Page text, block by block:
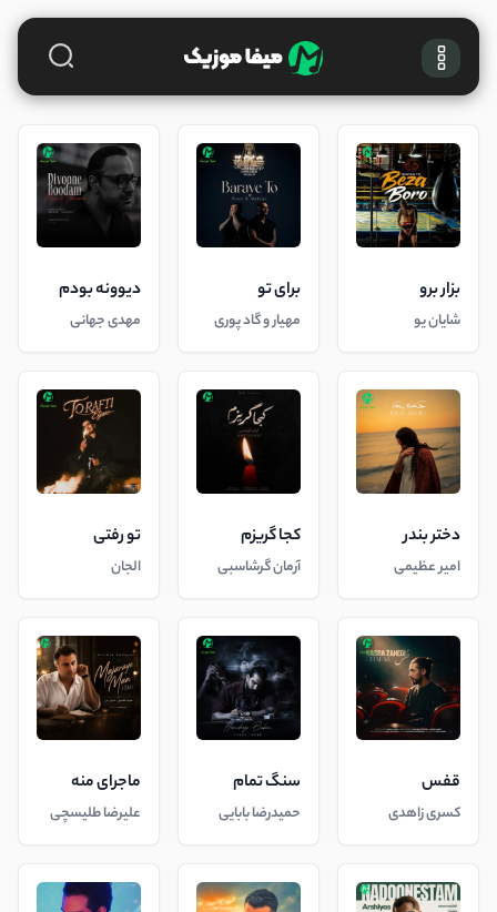
بزار برو
شایان یو
برای تو
مهیار و گاد پوری
دیوونه بودم
مهدی جهانی
دختر بندر
امیر عظیمی
کجا گریزم
آرمان گرشاسبی
تو رفتی
الجان
قفس
کسری زاهدی
سنگ تمام
حمیدرضا بابایی
ماجرای منه
علیرضا طلیسچی